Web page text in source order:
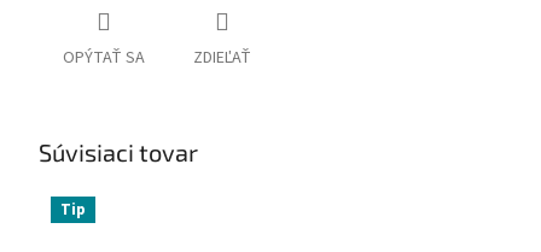
OPÝTAŤ SA ZDIEĽAŤ
Súvisiaci tovar
Tip